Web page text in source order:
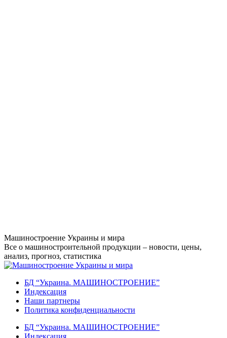
Перейти
к
содержанию
Машиностроение Украины и мира
Все о машиностроительной продукции – новости, цены,
анализ, прогноз, статистика
БД “Украина. МАШИНОСТРОЕНИЕ”
Индекcация
Наши партнеры
Политика конфиденциальности
БД “Украина. МАШИНОСТРОЕНИЕ”
Индекcация